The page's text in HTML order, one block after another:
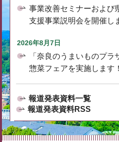
事業改善セミナーおよび
支援事業説明会を開催し
2026年8月7日
「奈良のうまいものプ
惣菜フェアを実施します！
報道発表資料一覧
報道発表資料RSS